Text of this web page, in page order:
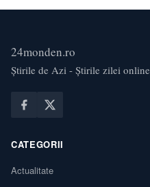
24monden.ro
Știrile de Azi - Știrile zilei online
CATEGORII
Actualitate